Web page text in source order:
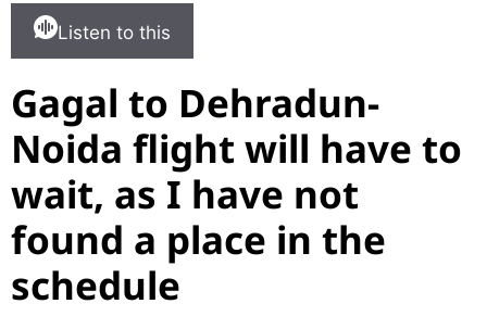
Listen to this
Gagal to Dehradun-
Noida flight will have to
wait, as I have not
found a place in the
schedule